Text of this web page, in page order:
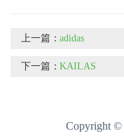
上一篇：adidas
下一篇：KAILAS
Copyright